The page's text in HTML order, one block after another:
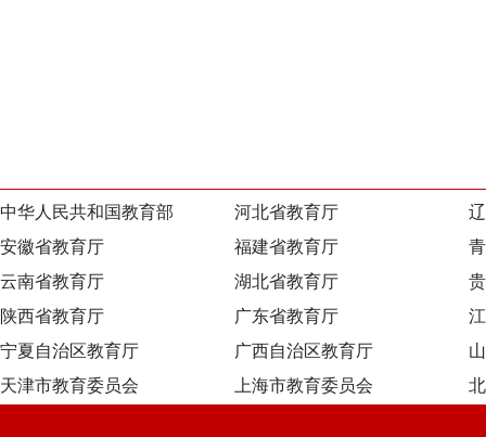
中华人民共和国教育部 河北省教育厅
安徽省教育厅
福建省教育厅
云南省教育厅
湖北省教育厅
陕西省教育厅
广东省教育厅
宁夏自治区教育厅
广西自治区教育厅
天津市教育委员会
上海市教育委员会